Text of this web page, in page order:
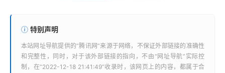
特别声明
本站网址导航提供的“腾讯网”来源于网络，不保证外部链接的准确性
和完整性，同时，对于该外部链接的指向，不由“ 网址导航”实际控
制，在“2022-12-18 21:41:49”收录时，该网页上的内容，都属于合